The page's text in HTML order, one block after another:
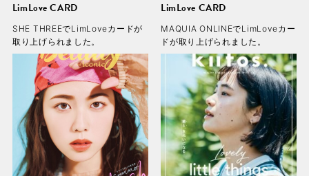
LimLove CARD
SHE THREEでLimLoveカードが
取り上げられました。
LimLove CARD
MAQUIA ONLINEでLimLoveカー
ドが取り上げられました。